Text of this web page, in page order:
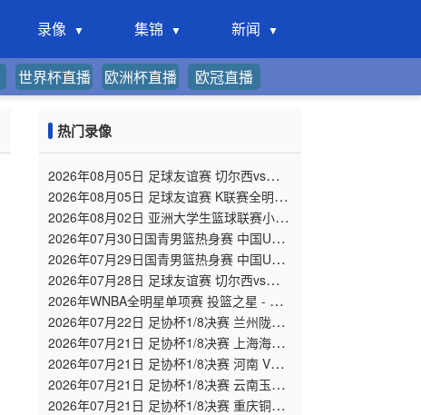
录像 集锦 新闻
世界杯直播 欧洲杯直播 欧冠直播
热门录像
2026年08月05日 足球友谊赛 切尔西vs尤文
图斯 全场录像
2026年08月05日 足球友谊赛 K联赛全明星
vs曼城 全场录像
2026年08月02日 亚洲大学生篮球联赛小组
赛 北京大学 VS 香港中文大学 全场录像
2026年07月30日国青男篮热身赛 中国U18
男篮 - 大卫·安篮球学院 全场录像
2026年07月29日国青男篮热身赛 中国U18
男篮 - 纽纳华丁闪电队 全场录像
2026年07月28日 足球友谊赛 切尔西vs西悉
尼漫步者 全场录像
2026年WNBA全明星单项赛 投篮之星 - 单
项赛 全场录像
2026年07月22日 足协杯1/8决赛 兰州陇原
竞技 VS 陕西联合 全场录像
2026年07月21日 足协杯1/8决赛 上海海港
VS 深圳新鹏城 全场录像
2026年07月21日 足协杯1/8决赛 河南 VS
大连英博 全场录像
2026年07月21日 足协杯1/8决赛 云南玉昆
VS 成都蓉城 全场录像
2026年07月21日 足协杯1/8决赛 重庆铜梁